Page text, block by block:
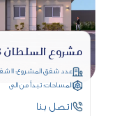
مشروع السلطان 53
عدد شقق المشروع: 11 شقة
المساحات: تبدأ من الى
اتصل بنا